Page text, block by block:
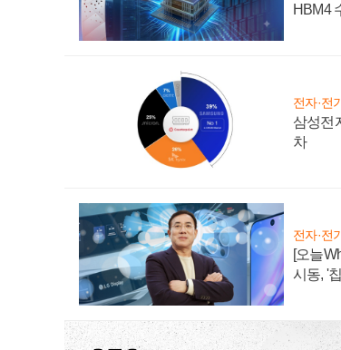
HBM4
전자·전
삼성전
차
전자·전
[오늘
시동, '